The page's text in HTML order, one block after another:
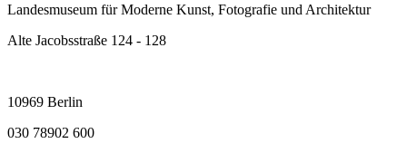
Landesmuseum für Moderne Kunst, Fotografie und Architektur
Alte Jacobsstraße 124 - 128
10969 Berlin
030 78902 600